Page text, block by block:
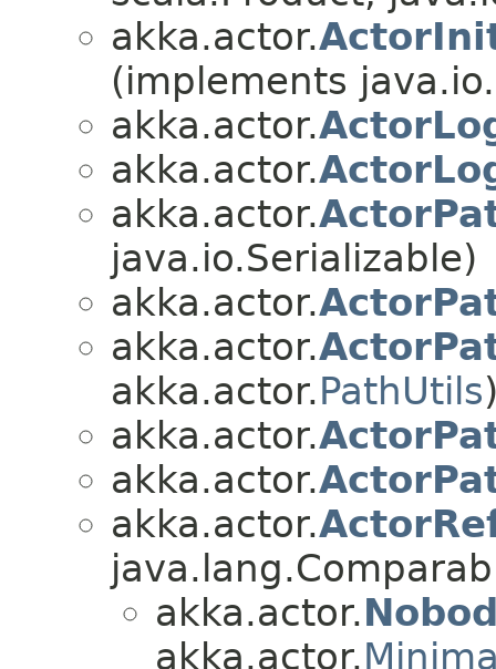
akka.actor.
(implements
akka.actor.
akka.actor.
akka.actor.
java.io.Serializable)
akka.actor.
akka.actor.
akka.actor.PathUtils
akka.actor.
akka.actor.
akka.actor.
akka.actor.
akka.actor.